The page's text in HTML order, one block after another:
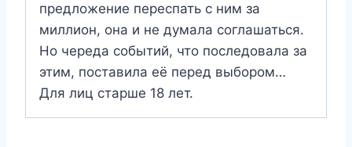
предложение переспать с ним за
миллион, она и не думала соглашаться.
Но череда событий, что последовала за
этим, поставила её перед выбором…
Для лиц старше 18 лет.